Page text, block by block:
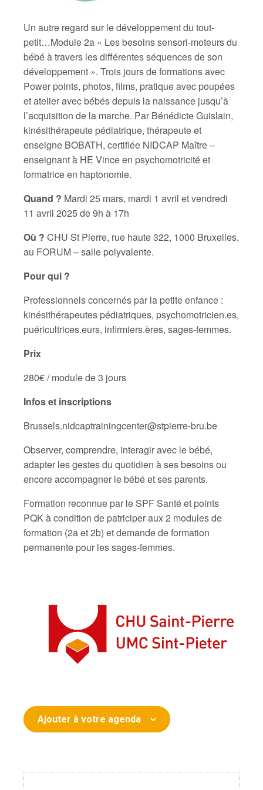
Un autre regard sur le développement du tout-
petit…Module 2a « Les besoins sensori-moteurs du
bébé à travers les différentes séquences de son
développement ». Trois jours de formations avec
Power points, photos, films, pratique avec poupées
et atelier avec bébés depuis la naissance jusqu’à
l’acquisition de la marche. Par Bénédicte Guislain,
kinésithérapeute pédiatrique, thérapeute et
enseigne BOBATH, certifiée NIDCAP Maître –
enseignant à HE Vince en psychomotricité et
formatrice en haptonomie.
Quand ? Mardi 25 mars, mardi 1 avril et vendredi
11 avril 2025 de 9h à 17h
Où ? CHU St Pierre, rue haute 322, 1000 Bruxelles,
au FORUM – salle polyvalente.
Pour qui ?
Professionnels concernés par la petite enfance :
kinésithérapeutes pédiatriques, psychomotricien.es,
puéricultrices.eurs, infirmiers.ères, sages-femmes.
Prix
280€ / module de 3 jours
Infos et inscriptions
Brussels.nidcaptrainingcenter@stpierre-bru.be
Observer, comprendre, interagir avec le bébé,
adapter les gestes du quotidien à ses besoins ou
encore accompagner le bébé et ses parents.
Formation reconnue par le SPF Santé et points
PQK à condition de patriciper aux 2 modules de
formation (2a et 2b) et demande de formation
permanente pour les sages-femmes.
Ajouter à votre agenda